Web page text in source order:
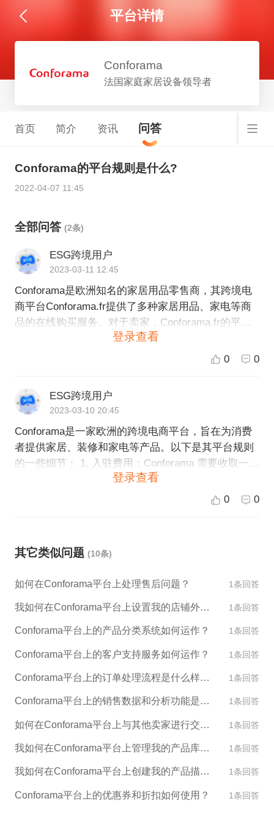
平台详情
Conforama
法国家庭家居设备领导者
首页 简介 资讯 问答
Conforama的平台规则是什么?
2022-04-07 11:45
全部问答 (2条)
ESG跨境用户
2023-03-11 12:45
Conforama是欧洲知名的家居用品零售商，其跨境电
商平台Conforama.fr提供了多种家居用品、家电等商
品的在线购买服务。对于卖家，Conforama.fr的平台
规则主要包括以下几点： 1. 注册卖家需要提供企业营
法性，并提供详细的商品描述、图片等信息。 4. 卖家
需要遵守平台的退换货政策，并承担相应的售后服务
责任。 5. 卖家需要遵守平台的竞争规则，不得恶意竞
争、诋毁竞争对手等。 总之，作为一家知名的跨境电
商平台，Conforama.fr对卖家的要求比较严格，希望
通过这些规则来保障消费者的权益，维护平台的良好
登录查看
0 0
ESG跨境用户
2023-03-10 20:45
Conforama是一家欧洲的跨境电商平台，旨在为消费
者提供家居、装修和家电等产品。以下是其平台规则
的一些细节： 1. 入驻费用：Conforama 需要收取一定
的手续费来维护平台。入驻费用因销售类目和产品种
可以自由选择产品的分类标准。 4. 客户服务：Confor
商家需要及时解决客户的问题，以维护声誉和信誉。
5. 退款政策：Conforama 有一个权威的退款政策，商
台，建议您先了解平台规则和要求，以合理规划和安
排业务战略。
登录查看
0 0
其它类似问题 (10条)
如何在Conforama平台上处理售后问题？ 1条回答
我如何在Conforama平台上设置我的店铺外观和设计？ 1条回答
Conforama平台上的产品分类系统如何运作？ 1条回答
Conforama平台上的客户支持服务如何运作？ 1条回答
Conforama平台上的订单处理流程是什么样的？ 1条回答
Conforama平台上的销售数据和分析功能是什么？ 1条回答
如何在Conforama平台上与其他卖家进行交流和合作？ 1条回答
我如何在Conforama平台上管理我的产品库存？ 1条回答
我如何在Conforama平台上创建我的产品描述和图片？ 1条回答
Conforama平台上的优惠券和折扣如何使用？ 1条回答